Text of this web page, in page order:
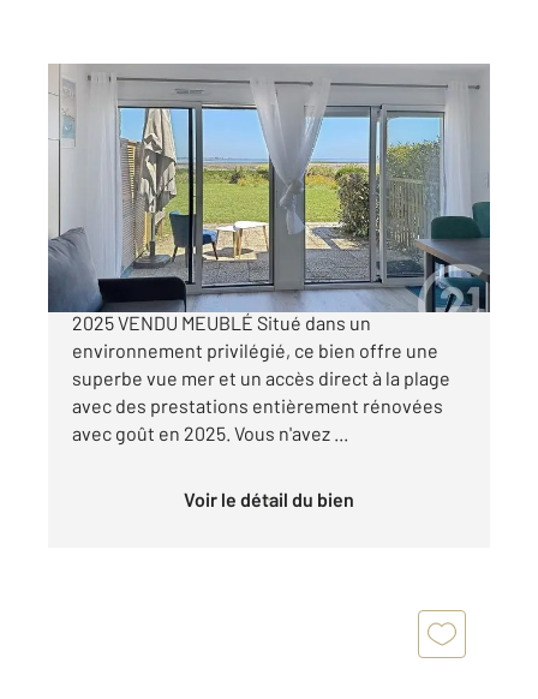
SARZEAU 56
24 m
2
, 2 pièces
Ref : 13411
Appartement F1 Bis à vendre
194 250 €
PENVINS VUE MER ENTIÈREMENT RÉNOVÉ EN
2025 VENDU MEUBLÉ Situé dans un
environnement privilégié, ce bien offre une
superbe vue mer et un accès direct à la plage
avec des prestations entièrement rénovées
avec goût en 2025. Vous n'avez ...
Voir le détail du bien